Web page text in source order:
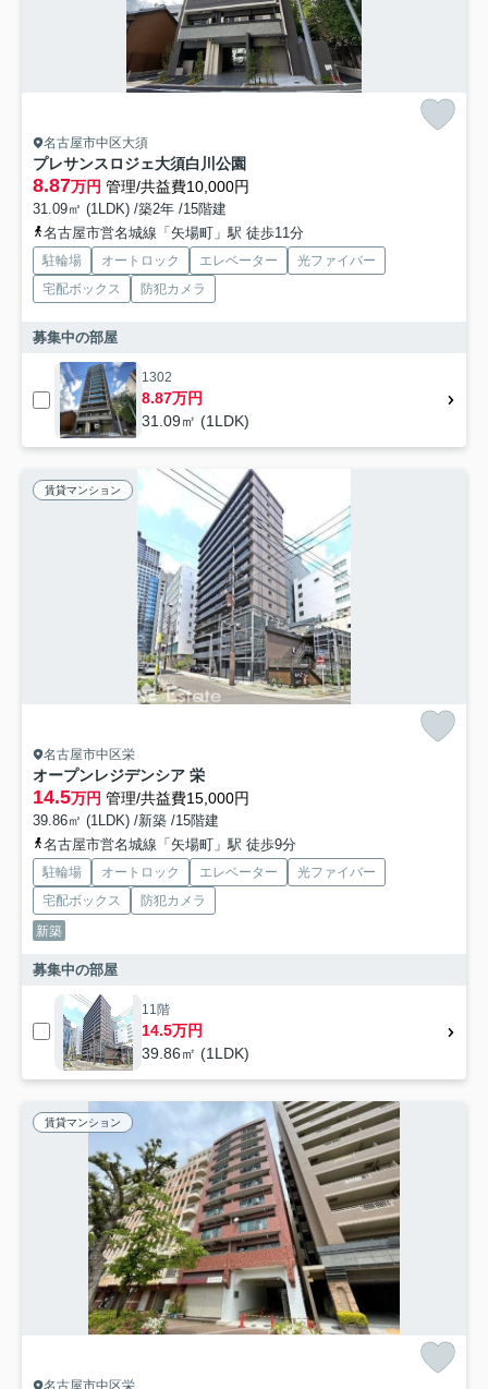
名古屋市中区大須
プレサンスロジェ大須白川公園
8.87万円 管理/共益費10,000円
31.09㎡ (1LDK) /築2年 /15階建
名古屋市営名城線「矢場町」駅 徒歩11分
駐輪場 オートロック エレベーター
光ファイバー
宅配ボックス
防犯カメラ
募集中の部屋
1302
8.87万円
31.09㎡ (1LDK)
賃貸マンション
名古屋市中区栄
オープンレジデンシア 栄
14.5万円 管理/共益費15,000円
39.86㎡ (1LDK) /新築 /15階建
名古屋市営名城線「矢場町」駅 徒歩9分
駐輪場 オートロック エレベーター
光ファイバー
宅配ボックス
防犯カメラ
新築
募集中の部屋
11階
14.5万円
39.86㎡ (1LDK)
賃貸マンション
名古屋市中区栄